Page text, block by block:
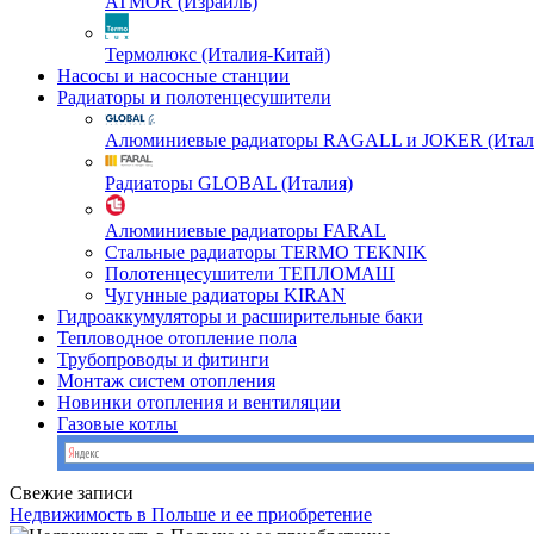
Термолюкс (Италия-Китай)
Насосы и насосные станции
Радиаторы и полотенцесушители
Алюминиевые радиаторы RAGALL и JOKER
Радиаторы GLOBAL (Италия)
Алюминиевые радиаторы FARAL
Стальные радиаторы TERMO TEKNIK
Полотенцесушители ТЕПЛОМАШ
Чугунные радиаторы KIRAN
Гидроаккумуляторы и расширительные баки
Тепловодное отопление пола
Трубопроводы и фитинги
Монтаж систем отопления
Новинки отопления и вентиляции
Газовые котлы
Свежие записи
Недвижимость в Польше и ее приобретение